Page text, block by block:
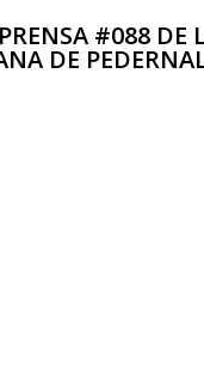
#088 DE
DE